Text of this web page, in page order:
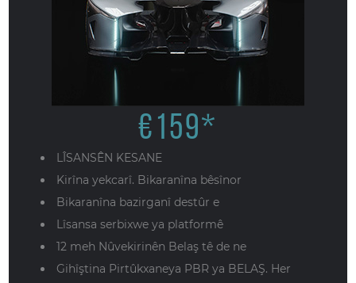
€159*
LÎSANSÊN KESANE
Kirîna yekcarî. Bikaranîna bêsînor
Bikaranîna bazirganî destûr e
Lîsansa serbixwe ya platformê
12 meh Nûvekirinên Belaş tê de ne
Gihîştina Pirtûkxaneya PBR ya BELAŞ. Her